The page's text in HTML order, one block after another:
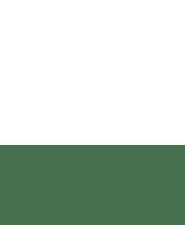
a cunoaște prin a face.
îl duceți acasă ca
pendante, fețe de
Corund (pendant, inel,
• email:
Dealul Melcului: 250 RON /
grup. [Suntem singurii în
cu noi. Magenta 7.][Ți-a